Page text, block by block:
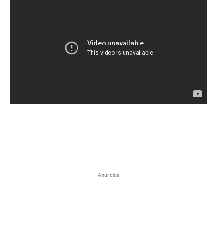
Anuncios